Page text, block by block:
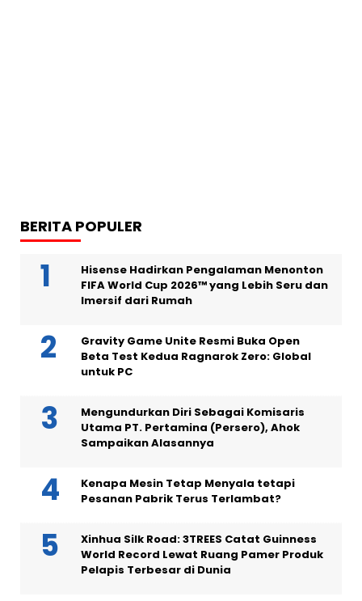
BERITA POPULER
Hisense Hadirkan Pengalaman Menonton
FIFA World Cup 2026™ yang Lebih Seru dan
Imersif dari Rumah
Gravity Game Unite Resmi Buka Open
Beta Test Kedua Ragnarok Zero: Global
untuk PC
Mengundurkan Diri Sebagai Komisaris
Utama PT. Pertamina (Persero), Ahok
Sampaikan Alasannya
Kenapa Mesin Tetap Menyala tetapi
Pesanan Pabrik Terus Terlambat?
Xinhua Silk Road: 3TREES Catat Guinness
World Record Lewat Ruang Pamer Produk
Pelapis Terbesar di Dunia